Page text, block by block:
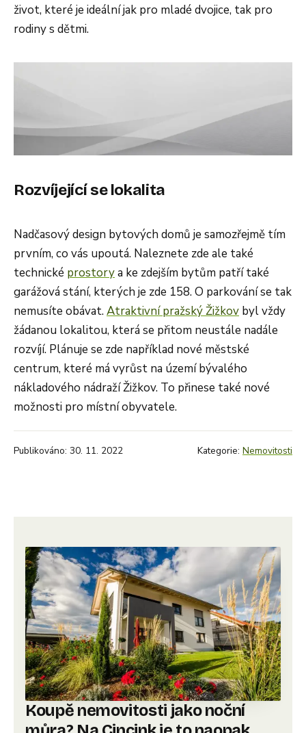
život, které je ideální jak pro mladé dvojice, tak pro
rodiny s dětmi.
Rozvíjející se lokalita
Nadčasový design bytových domů je samozřejmě tím
prvním, co vás upoutá. Naleznete zde ale také
technické prostorya ke zdejším bytům patří také
garážová stání, kterých je zde 158. O parkování se tak
nemusíte obávat.Atraktivní pražský Žižkov byl vždy
žádanou lokalitou, která se přitom neustále nadále
rozvíjí. Plánuje se zde například nové městské
centrum, které má vyrůst na území bývalého
nákladového nádraží Žižkov. To přinese také nové
možnosti pro místní obyvatele.
Publikováno: 30. 11. 2022 Kategorie: Nemovitosti
Koupě nemovitosti jako noční